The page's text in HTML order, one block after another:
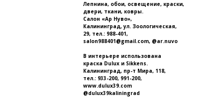
Лепнина, обои, освещение, краски,
двери, ткани, ковры.
Салон «Ар Нуво»,
Калининград, ул. Зоологическая,
29, тел.: 988-401,
salon988401@gmail.com, @ar.nuvo
В интерьере использована
краска Dulux и Sikkens.
Калининград, пр-т Мира, 118,
тел.: 933-200, 991-200,
www.dulux39.com
@dulux39kaliningrad